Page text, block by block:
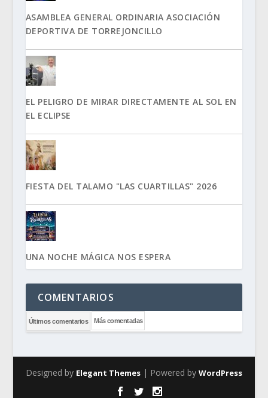
ASAMBLEA GENERAL ORDINARIA ASOCIACIÓN
DEPORTIVA DE TORREJONCILLO
EL PELIGRO DE MIRAR DIRECTAMENTE AL SOL EN
EL ECLIPSE
FIESTA DEL TALAMO "LAS CUARTILLAS" 2026
UNA NOCHE MÁGICA NOS ESPERA
COMENTARIOS
Últimos comentarios Más comentadas
Designed by Elegant Themes| Powered by WordPress